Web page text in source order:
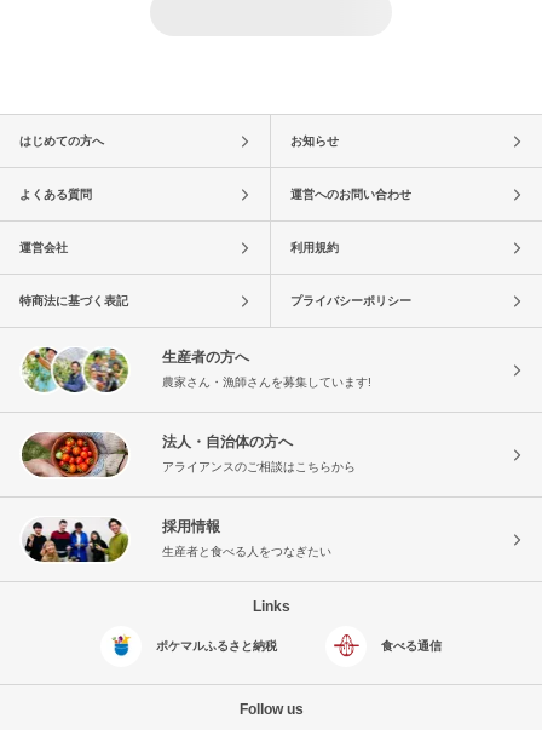
はじめての方へ お知らせ
よくある質問 運営へのお問い合わせ
運営会社 利用規約
特商法に基づく表記 プライバシーポリシー
生産者の方へ
農家さん・漁師さんを募集しています!
法人・自治体の方へ
アライアンスのご相談はこちらから
採用情報
生産者と食べる人をつなぎたい
Links
ポケマルふるさと納税 食べる通信
Follow us